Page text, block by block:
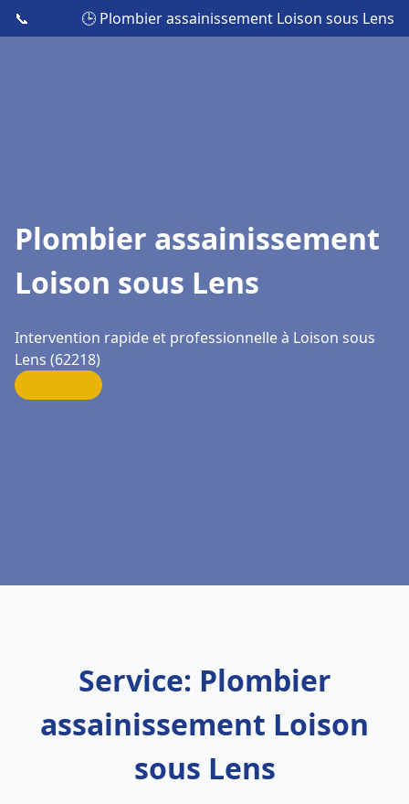
📞 🕒 Plombier assainissement Loison sous Lens
Plombier assainissement
Loison sous Lens
Intervention rapide et professionnelle à Loison sous
Lens (62218)
Service: Plombier
assainissement Loison
sous Lens